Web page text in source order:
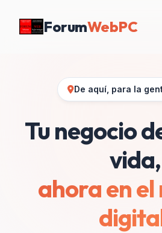
ForumWebPC
De aquí, para la
Tu negocio
vida,
ahora en el